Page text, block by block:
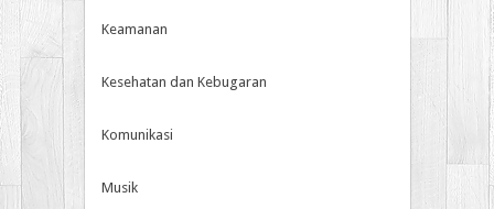
Keamanan
Kesehatan dan Kebugaran
Komunikasi
Musik